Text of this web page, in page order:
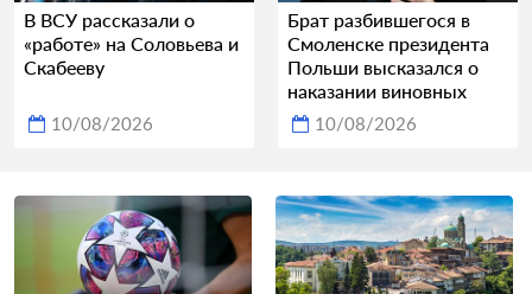
В ВСУ рассказали о
«работе» на Соловьева и
Скабееву
10/08/2026
Брат разбившегося в
Смоленске президента
Польши высказался о
наказании виновных
10/08/2026